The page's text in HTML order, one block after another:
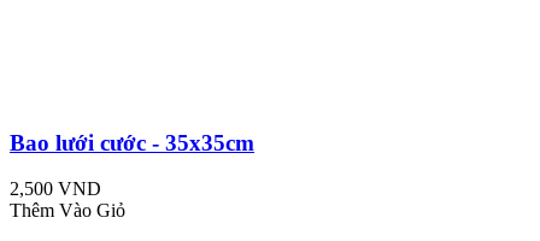
Bao lưới cước - 35x35cm
2,500 VND
Thêm Vào Giỏ